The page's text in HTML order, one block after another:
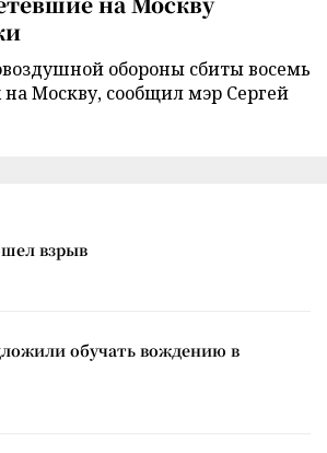
обороны сбиты восемь
Москву, сообщил мэр Сергей
взрыв
обучать вождению в